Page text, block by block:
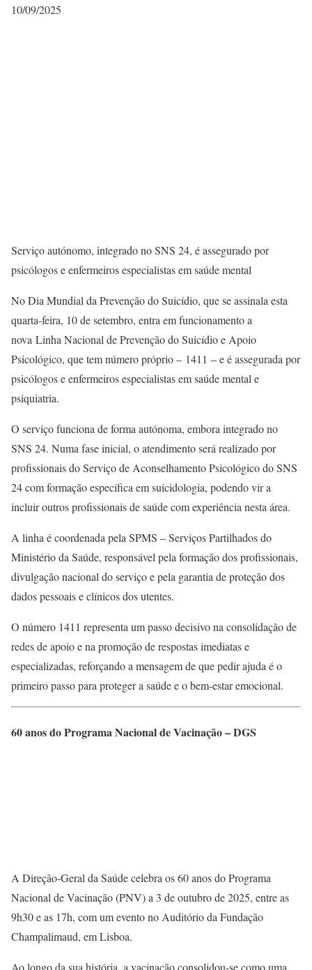
10/09/2025
Serviço autónomo, integrado no SNS 24, é assegurado por
psicólogos e enfermeiros especialistas em saúde mental
No Dia Mundial da Prevenção do Suicídio, que se assinala esta
quarta-feira, 10 de setembro, entra em funcionamento a
nova Linha Nacional de Prevenção do Suicídio e Apoio
Psicológico, que tem número próprio – 1411 – e é assegurada por
psicólogos e enfermeiros especialistas em saúde mental e
psiquiatria.
O serviço funciona de forma autónoma, embora integrado no
SNS 24. Numa fase inicial, o atendimento será realizado por
profissionais do Serviço de Aconselhamento Psicológico do SNS
24 com formação específica em suicidologia, podendo vir a
incluir outros profissionais de saúde com experiência nesta área.
A linha é coordenada pela SPMS – Serviços Partilhados do
Ministério da Saúde, responsável pela formação dos profissionais,
divulgação nacional do serviço e pela garantia de proteção dos
dados pessoais e clínicos dos utentes.
O número 1411 representa um passo decisivo na consolidação de
redes de apoio e na promoção de respostas imediatas e
especializadas, reforçando a mensagem de que pedir ajuda é o
primeiro passo para proteger a saúde e o bem-estar emocional.
60 anos do Programa Nacional de Vacinação – DGS
A Direção-Geral da Saúde celebra os 60 anos do Programa
Nacional de Vacinação (PNV) a 3 de outubro de 2025, entre as
9h30 e as 17h, com um evento no Auditório da Fundação
Champalimaud, em Lisboa.
Ao longo da sua história, a vacinação consolidou-se como uma